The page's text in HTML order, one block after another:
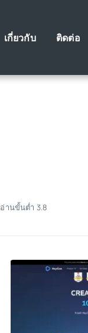
เกี่ยวกับ ติดต่อ
อ่านขั้นต่ำ 3.8